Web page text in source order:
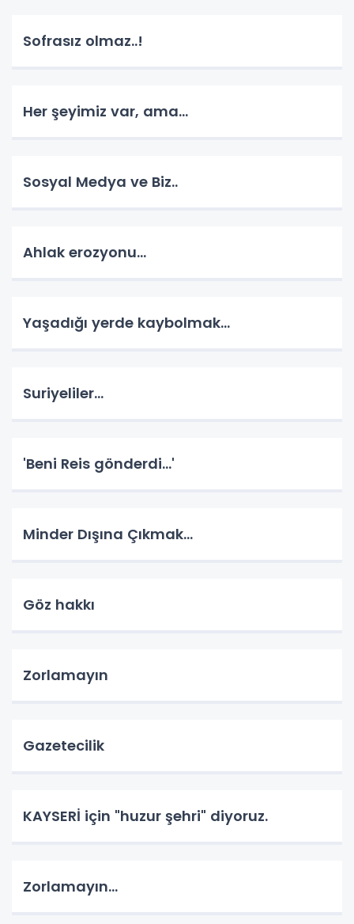
Sofrasız olmaz..!
Her şeyimiz var, ama...
Sosyal Medya ve Biz..
Ahlak erozyonu…
Yaşadığı yerde kaybolmak…
Suriyeliler…
'Beni Reis gönderdi...'
Minder Dışına Çıkmak...
Göz hakkı
Zorlamayın
Gazetecilik
KAYSERİ için "huzur şehri" diyoruz.
Zorlamayın...